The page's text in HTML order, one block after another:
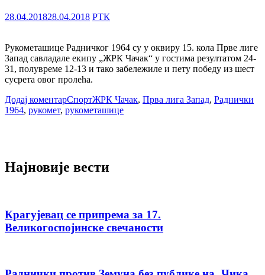
28.04.201828.04.2018 РТК
Рукометашице Радничког 1964 су у оквиру 15. кола Прве лиге
Запад савладале екипу „ЖРК Чачак“ у гостима резултатом 24-
31, полувреме 12-13 и тако забележиле и пету победу из шест
сусрета овог пролећа.
Додај коментарСпортЖРК Чачак, Прва лига Запад, Раднички
1964, рукомет, рукометашице
Најновије вести
Крагујевац се припрема за 17.
Великогоспојинске свечаности